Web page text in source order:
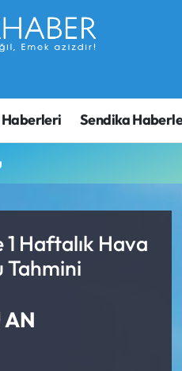
Sendika
1 Haftalık Hava
Tahmini
AN
ve Fikstür